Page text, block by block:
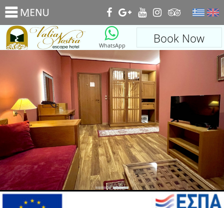
_
Book Now
WhatsApp